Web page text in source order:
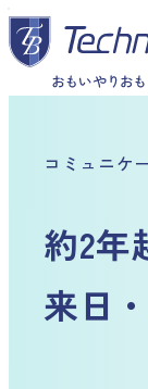
コミュニケ
約2年
来日